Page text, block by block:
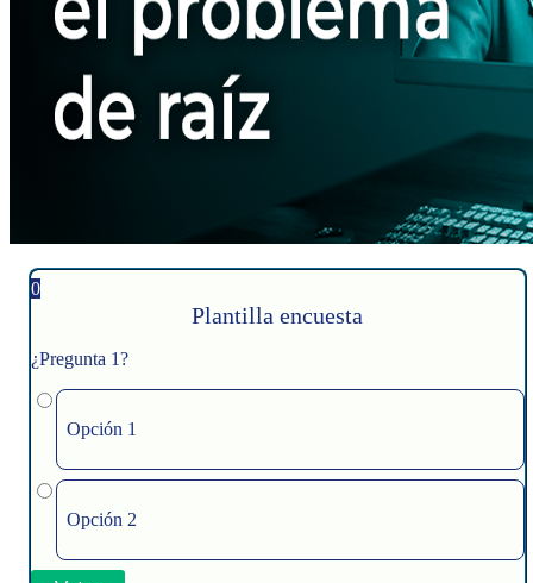
0
Plantilla encuesta
¿Pregunta 1?
Opción 1
Opción 2